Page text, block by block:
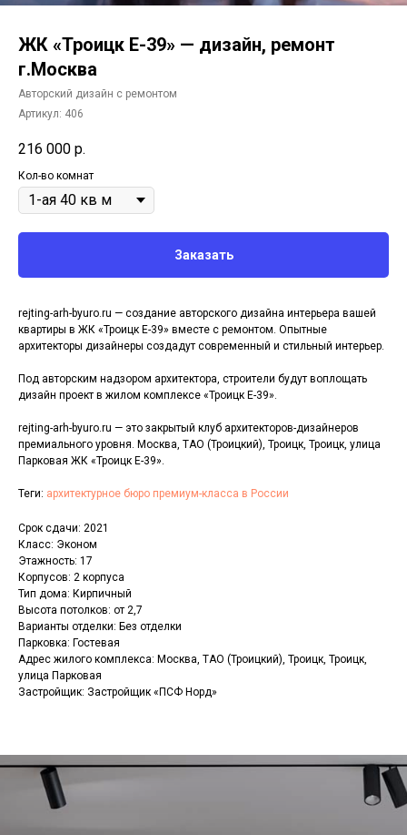
ЖК «Троицк Е-39» — дизайн, ремонт
г.Москва
Авторский дизайн с ремонтом
Артикул: 406
216 000 р.
Кол-во комнат
Заказать
rejting-arh-byuro.ru — создание авторского дизайна интерьера вашей
квартиры в ЖК «Троицк Е-39» вместе с ремонтом. Опытные
архитекторы дизайнеры создадут современный и стильный интерьер.
Под авторским надзором архитектора, строители будут воплощать
дизайн проект в жилом комплексе «Троицк Е-39».
rejting-arh-byuro.ru — это закрытый клуб архитекторов-дизайнеров
премиального уровня. Москва, ТАО (Троицкий), Троицк, Троицк, улица
Парковая ЖК «Троицк Е-39».
Теги: архитектурное бюро премиум-класса в России
Срок сдачи: 2021
Класс: Эконом
Этажность: 17
Корпусов: 2 корпуса
Тип дома: Кирпичный
Высота потолков: от 2,7
Варианты отделки: Без отделки
Парковка: Гостевая
Адрес жилого комплекса: Москва, ТАО (Троицкий), Троицк, Троицк,
улица Парковая
Застройщик: Застройщик «ПСФ Норд»